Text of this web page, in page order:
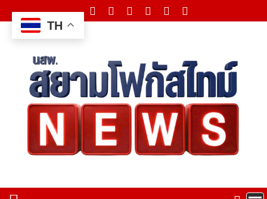
to
content
TH